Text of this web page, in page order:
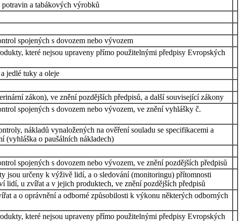
a tabákových výrobků
spojených s dovozem nebo vývozem
které nejsou upraveny přímo použitelnými předpisy Evropských
jedlé tuky a oleje
zákon), ve znění pozdějších předpisů, a další související zákony
spojených s dovozem nebo vývozem, ve znění vyhlášky č.
nákladů vynaložených na ověření souladu se specifikacemi a
(vyhláška o paušálních nákladech)
spojených s dovozem nebo vývozem, ve znění pozdějších předpisů
jsou určeny k výživě lidí, a o sledování (monitoringu) přítomnosti
u zvířat a v jejich produktech, ve znění pozdějších předpisů
a o oprávnění a odborné způsobilosti k výkonu některých odborných
které nejsou upraveny přímo použitelnými předpisy Evropských